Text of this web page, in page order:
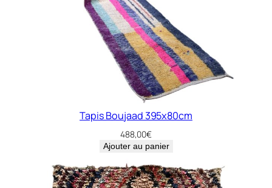
Tapis Boujaad 395x80cm
488,00€
Ajouter au panier